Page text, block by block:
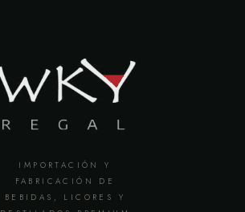
IMPORTACIÓN Y
FABRICACIÓN DE
BEBIDAS, LICORES Y